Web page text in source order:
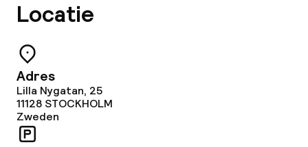
Locatie
Adres
Lilla Nygatan, 25
11128 STOCKHOLM
Zweden